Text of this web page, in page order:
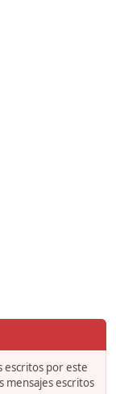
escritos por este
mensajes escritos